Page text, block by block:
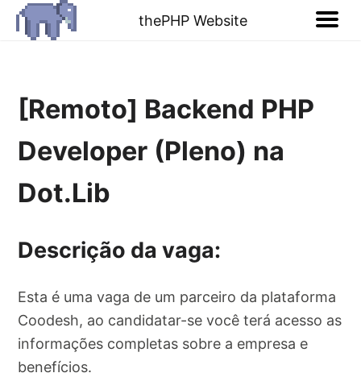
thePHP Website
[Remoto] Backend PHP
Developer (Pleno) na
Dot.Lib
Descrição da vaga:
Esta é uma vaga de um parceiro da plataforma
Coodesh, ao candidatar-se você terá acesso as
informações completas sobre a empresa e
benefícios.